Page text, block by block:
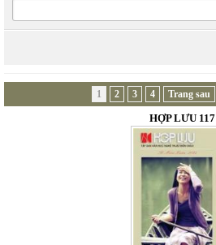
1 2 3 4 Trang sau
HỢP LƯU 117